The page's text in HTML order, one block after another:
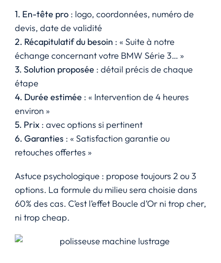
1. En-tête pro: logo, coordonnées, numéro de
devis, date de validité
2. Récapitulatif du besoin : « Suite à notre
échange concernant votre BMW Série 3… »
3. Solution proposée : détail précis de chaque
étape
4. Durée estimée : « Intervention de 4 heures
environ »
5. Prix: avec options si pertinent
6. Garanties : « Satisfaction garantie ou
retouches offertes »
Astuce psychologique : propose toujours 2 ou 3
options. La formule du milieu sera choisie dans
60% des cas. C’est l’effet Boucle d’Or ni trop cher,
ni trop cheap.